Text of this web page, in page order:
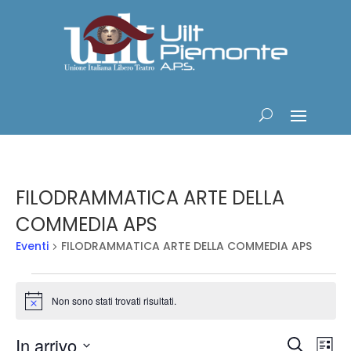
FILODRAMMATICA ARTE DELLA
COMMEDIA APS
Eventi FILODRAMMATICA ARTE DELLA COMMEDIA APS
Eventi
Notice Non sono stati trovati risultati.
Eventi
Cerca
In arrivo